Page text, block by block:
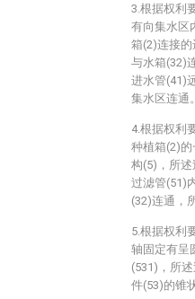
3.根据权利
有向集水区
箱(2)连接
与水箱(32)
进水管(41)
集水区连通。
4.根据权利
种植箱(2)
构(5)，所
过滤管(51)
(32)连通，
5.根据权利
轴固定有呈
(531)，所
件(53)的锥